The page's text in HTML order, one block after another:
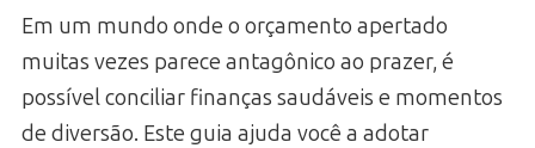
Em um mundo onde o orçamento apertado
muitas vezes parece antagônico ao prazer, é
possível conciliar finanças saudáveis e momentos
de diversão. Este guia ajuda você a adotar